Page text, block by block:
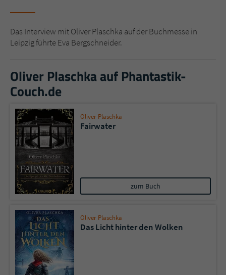
Das Interview mit Oliver Plaschka auf der Buchmesse in
Leipzig führte Eva Bergschneider.
Oliver Plaschka auf Phantastik-
Couch.de
Oliver Plaschka
Fairwater
zum Buch
Oliver Plaschka
Das Licht hinter den Wolken